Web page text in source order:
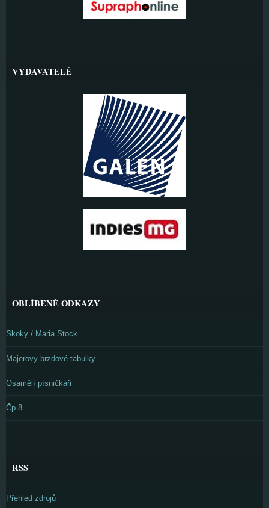
VYDAVATELÉ
OBLÍBENÉ ODKAZY
Skoky / Maria Stock
Majerovy brzdové tabulky
Osamělí písničkáři
Čp.8
RSS
Přehled zdrojů